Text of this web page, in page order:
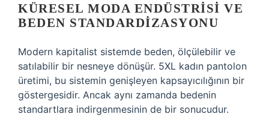
KÜRESEL MODA ENDÜSTRISI VE
BEDEN STANDARDIZASYONU
Modern kapitalist sistemde beden, ölçülebilir ve
satılabilir bir nesneye dönüşür. 5XL kadın pantolon
üretimi, bu sistemin genişleyen kapsayıcılığının bir
göstergesidir. Ancak aynı zamanda bedenin
standartlara indirgenmesinin de bir sonucudur.